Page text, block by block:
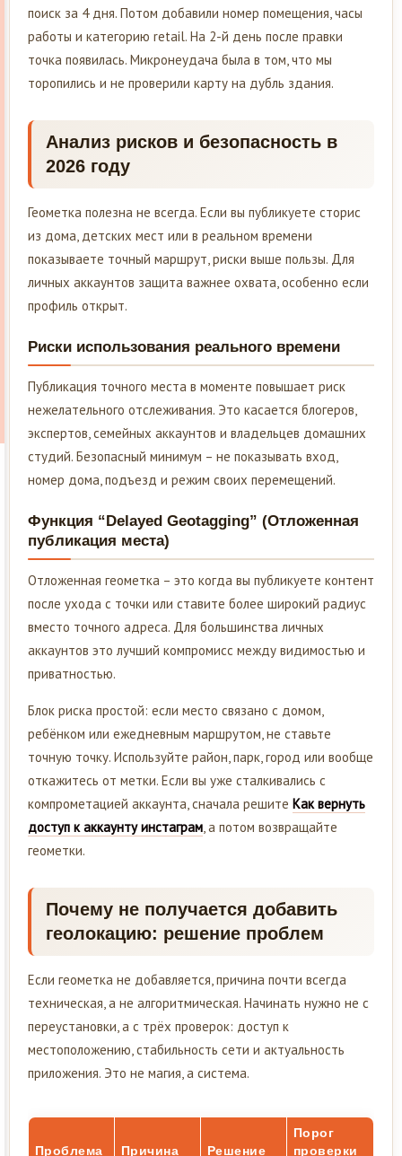
поиск за 4 дня. Потом добавили номер помещения, часы
работы и категорию retail. На 2-й день после правки
точка появилась. Микронеудача была в том, что мы
торопились и не проверили карту на дубль здания.
Анализ рисков и безопасность в
2026 году
Геометка полезна не всегда. Если вы публикуете сторис
из дома, детских мест или в реальном времени
показываете точный маршрут, риски выше пользы. Для
личных аккаунтов защита важнее охвата, особенно если
профиль открыт.
Риски использования реального времени
Публикация точного места в моменте повышает риск
нежелательного отслеживания. Это касается блогеров,
экспертов, семейных аккаунтов и владельцев домашних
студий. Безопасный минимум – не показывать вход,
номер дома, подъезд и режим своих перемещений.
Функция “Delayed Geotagging” (Отложенная
публикация места)
Отложенная геометка – это когда вы публикуете контент
после ухода с точки или ставите более широкий радиус
вместо точного адреса. Для большинства личных
аккаунтов это лучший компромисс между видимостью и
приватностью.
Блок риска простой: если место связано с домом,
ребёнком или ежедневным маршрутом, не ставьте
точную точку. Используйте район, парк, город или вообще
откажитесь от метки. Если вы уже сталкивались с
компрометацией аккаунта, сначала решите Как вернуть
доступ к аккаунту инстаграм, а потом возвращайте
геометки.
Почему не получается добавить
геолокацию: решение проблем
Если геометка не добавляется, причина почти всегда
техническая, а не алгоритмическая. Начинать нужно не с
переустановки, а с трёх проверок: доступ к
местоположению, стабильность сети и актуальность
приложения. Это не магия, а система.
Проблема Причина Решение
Порог
проверки